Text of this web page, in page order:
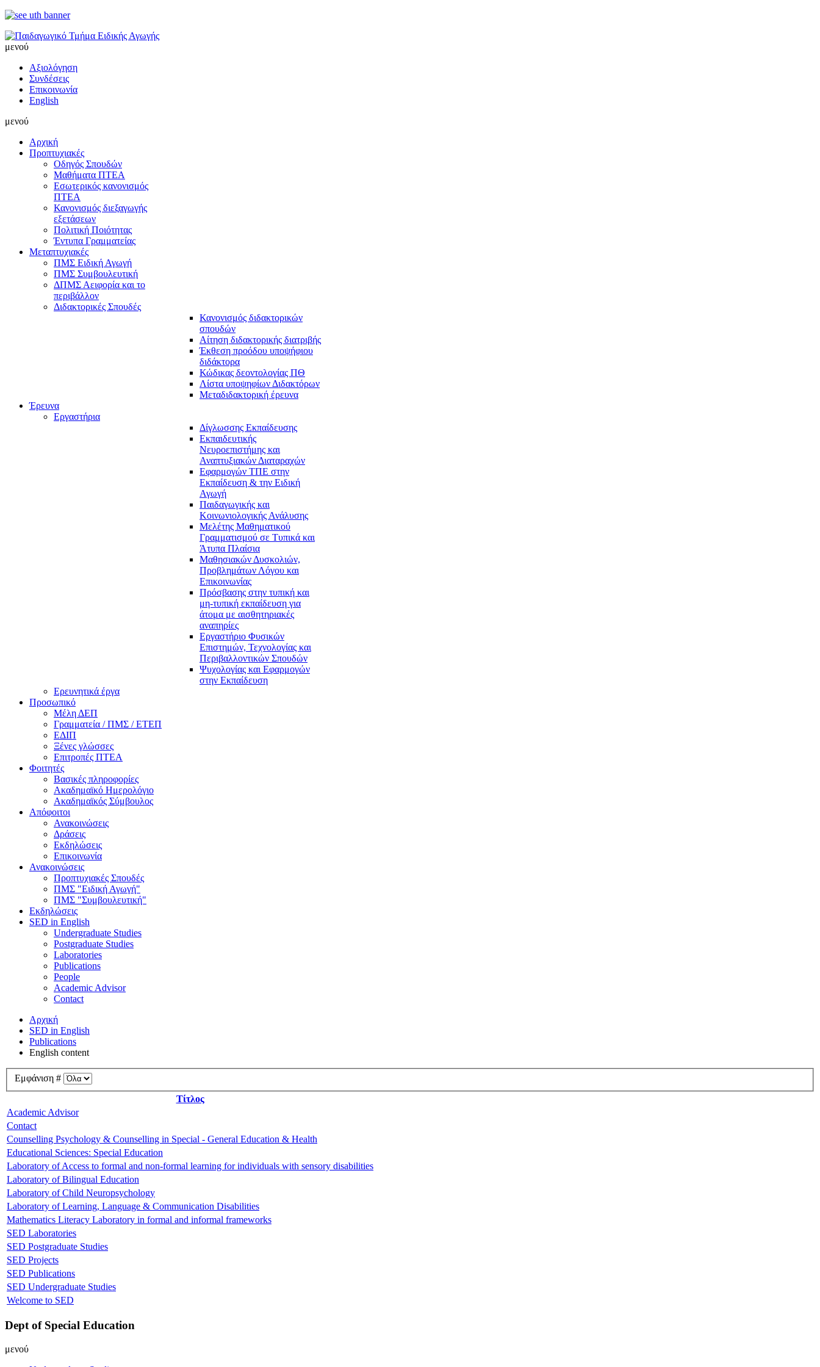
μενού
Αξιολόγηση
Συνδέσεις
Επικοινωνία
English
μενού
Αρχική
Προπτυχιακές
Οδηγός Σπουδών
Μαθήματα ΠΤΕΑ
Εσωτερικός κανονισμός
ΠΤΕΑ
Κανονισμός διεξαγωγής
εξετάσεων
Πολιτική Ποιότητας
Έντυπα Γραμματείας
Μεταπτυχιακές
ΠΜΣ Ειδική Αγωγή
ΠΜΣ Συμβουλευτική
ΔΠΜΣ Αειφορία και το
περιβάλλον
Διδακτορικές Σπουδές
Κανονισμός διδακτορικών
σπουδών
Αίτηση διδακτορικής διατριβής
Έκθεση προόδου υποψήφιου
διδάκτορα
Κώδικας δεοντολογίας ΠΘ
Λίστα υποψηφίων Διδακτόρων
Μεταδιδακτορική έρευνα
Έρευνα
Εργαστήρια
Δίγλωσσης Εκπαίδευσης
Εκπαιδευτικής
Νευροεπιστήμης και
Αναπτυξιακών Διαταραχών
Εφαρμογών ΤΠΕ στην
Εκπαίδευση & την Ειδική
Αγωγή
Παιδαγωγικής και
Κοινωνιολογικής Ανάλυσης
Μελέτης Μαθηματικού
Γραμματισμού σε Τυπικά και
Άτυπα Πλαίσια
Μαθησιακών Δυσκολιών,
Προβλημάτων Λόγου και
Επικοινωνίας
Πρόσβασης στην τυπική και
μη-τυπική εκπαίδευση για
άτομα με αισθητηριακές
αναπηρίες
Εργαστήριο Φυσικών
Επιστημών, Τεχνολογίας και
Περιβαλλοντικών Σπουδών
Ψυχολογίας και Εφαρμογών
στην Εκπαίδευση
Ερευνητικά έργα
Προσωπικό
Μέλη ΔΕΠ
Γραμματεία / ΠΜΣ / ΕΤΕΠ
ΕΔΙΠ
Ξένες γλώσσες
Επιτροπές ΠΤΕΑ
Φοιτητές
Βασικές πληροφορίες
Ακαδημαϊκό Ημερολόγιο
Ακαδημαϊκός Σύμβουλος
Απόφοιτοι
Ανακοινώσεις
Δράσεις
Εκδηλώσεις
Επικοινωνία
Ανακοινώσεις
Προπτυχιακές Σπουδές
ΠΜΣ "Ειδική Αγωγή"
ΠΜΣ "Συμβουλευτική"
Εκδηλώσεις
SED in English
Undergraduate Studies
Postgraduate Studies
Laboratories
Publications
People
Academic Advisor
Contact
Αρχική
SED in English
Publications
English content
Εμφάνιση #
Τίτλος
Academic Advisor
Contact
Counselling Psychology & Counselling in Special - General Education & Health
Educational Sciences: Special Education
Laboratory of Access to formal and non-formal learning for individuals with sensory disabilities
Laboratory of Bilingual Education
Laboratory of Child Neuropsychology
Laboratory of Learning, Language & Communication Disabilities
Mathematics Literacy Laboratory in formal and informal frameworks
SED Laboratories
SED Postgraduate Studies
SED Projects
SED Publications
SED Undergraduate Studies
Welcome to SED
Dept of Special Education
μενού